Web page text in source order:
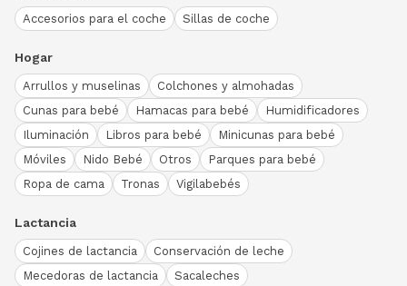
Accesorios para el coche Sillas de coche
Hogar
Arrullos y muselinas
Colchones y almohadas
Cunas para bebé
Hamacas para bebé
Humidificadores
Iluminación
Libros para bebé
Minicunas para bebé
Móviles
Nido Bebé Otros
Parques para bebé
Ropa de cama
Tronas Vigilabebés
Lactancia
Cojines de lactancia
Conservación de leche
Mecedoras de lactancia
Sacaleches